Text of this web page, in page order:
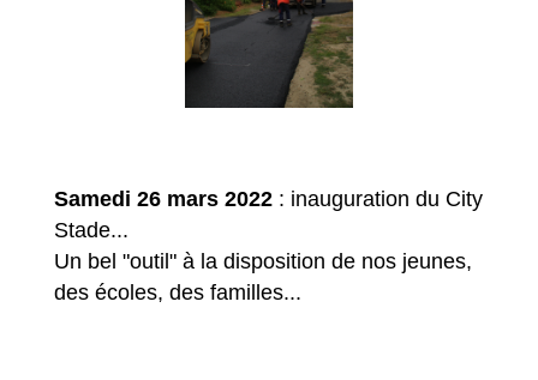
Samedi 26 mars 2022 : inauguration du City
Stade...
Un bel "outil" à la disposition de nos jeunes,
des écoles, des familles...